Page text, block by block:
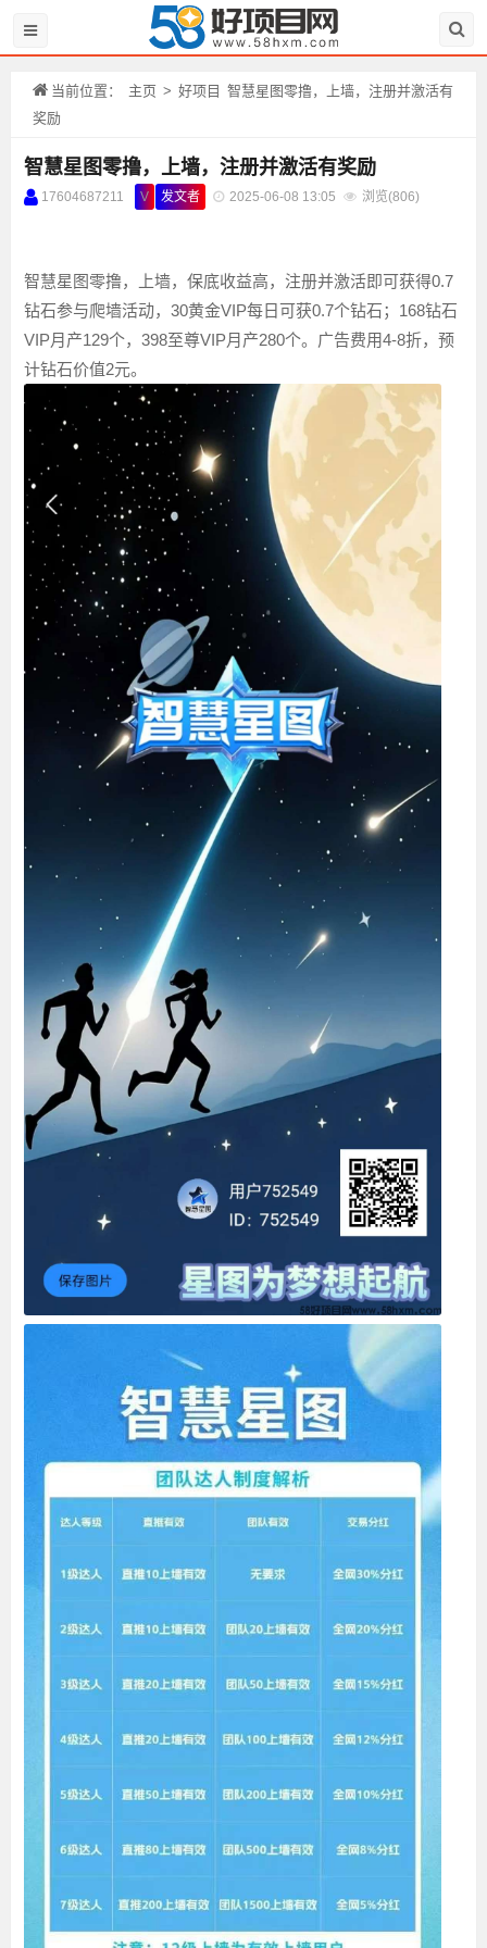
当前位置： 主页 > 好项目 智慧星图零撸，上墙，注册并激活有
奖励
智慧星图零撸，上墙，注册并激活有奖励
17604687211 V 发文者 2025-06-08 13:05 浏览(806)
智慧星图零撸，上墙，保底收益高，注册并激活即可获得0.7
钻石参与爬墙活动，30黄金VIP每日可获0.7个钻石；168钻石
VIP月产129个，398至尊VIP月产280个。广告费用4-8折，预
计钻石价值2元。